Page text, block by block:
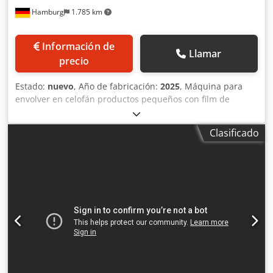
Hamburg 1.785 km
Información de
precio
Llamar
Estado: nuevo, Año de fabricación: 2025, Máquina para
envolver en celofán productos pequeños con film de
celofán. La envolvedora de celofán AMTEC está diseñada
principalmente para envolver en celofán cajas pequeñas
que contengan, por ejemplo, papel de fumar, barajas de
envasadora: L1500xW700xH1650mm; Peso: aprox. 410 kg.
Credpfx Acsv Nkxdj Def Tenga en cuenta que nuestros
nuevos precios suelen ser más bajos que los precios
Clasificado